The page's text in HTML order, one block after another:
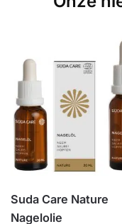
Suda Care Nature
Nagelolie